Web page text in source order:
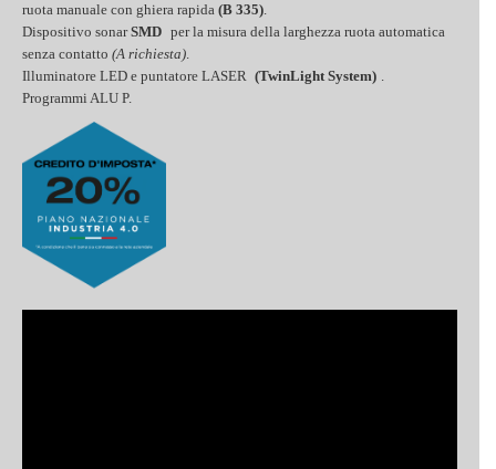
ruota manuale con ghiera rapida (B 335).
Dispositivo sonarSMD per la misura della larghezza ruota automatica
senza contatto (A richiesta).
Illuminatore LED e puntatore LASER (TwinLight System) .
Programmi ALU P.